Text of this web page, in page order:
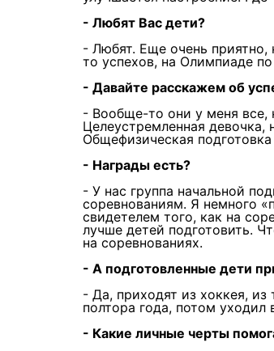
- Любят Вас дети?
- Любят. Еще очень приятно,
то успехов, на Олимпиаде
- Давайте расскажем об
- Вообще-то они у меня все,
Целеустремленная девочка,
Общефизическая
- Награды есть?
- У нас группа начальной
соревнованиям. Я немного
свидетелем того, как на
лучше детей подготовить.
на соревнованиях.
- А подготовленные дети
- Да, приходят из хоккея,
полтора года, потом
- Какие личные черты